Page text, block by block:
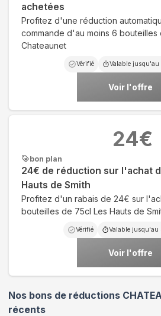
achetées
Profitez d'une réduction
commande d'au moins 6
Chateaunet
Vérifié Valable jusqu'au
Voir l'offre
bon plan
24€ de réduction sur l'achat
Hauts de Smith
Profitez d'un rabais de 24€ sur
bouteilles de 75cl Les Hauts de
Vérifié Valable jusqu'au
Voir l'offre
24€
Nos bons de réductions
récents